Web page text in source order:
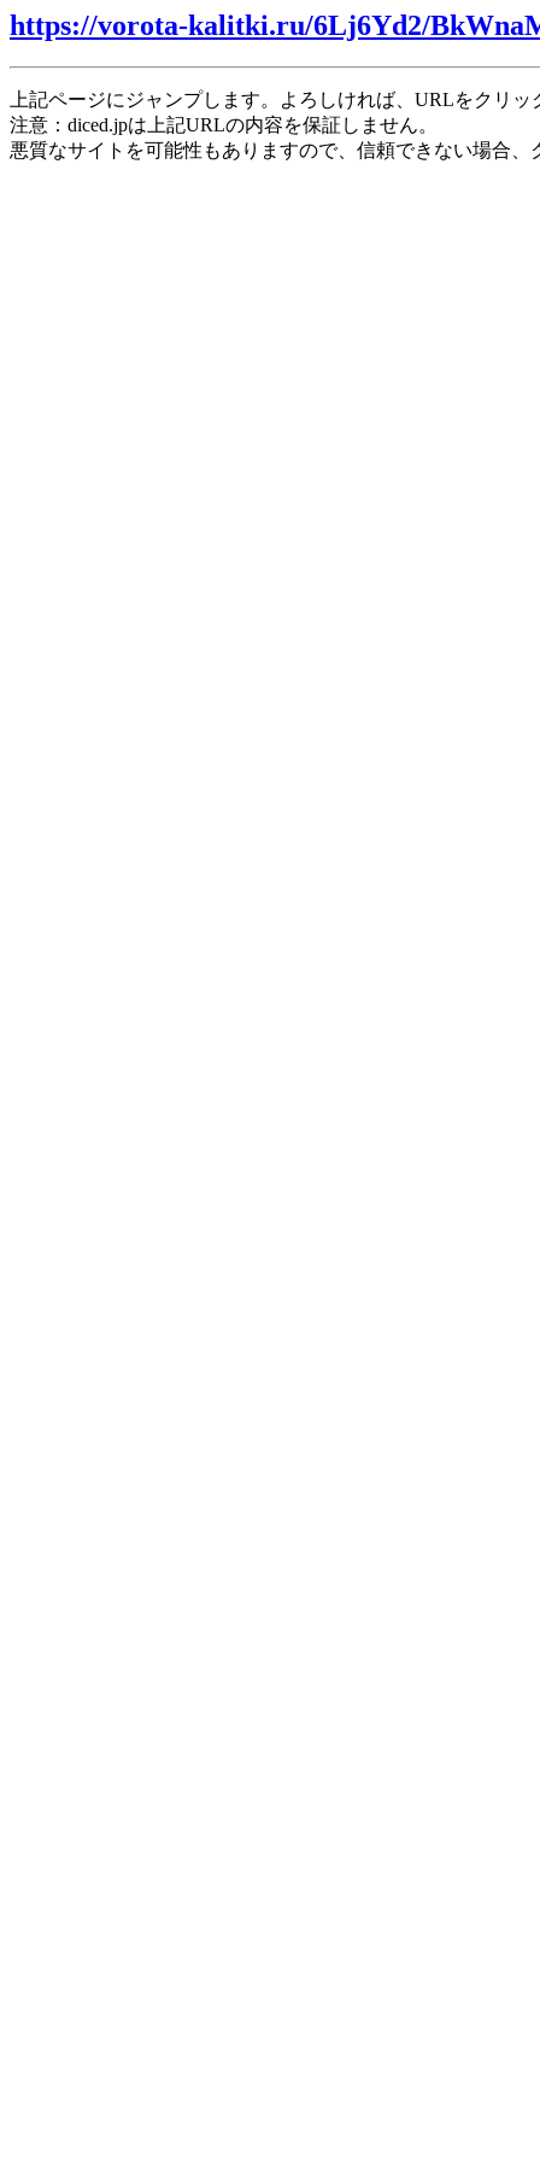
https://vorota-kalitki.ru/6Lj6Yd2/
上記ページにジャンプします。よろしければ、URLをクリ
注意：diced.jpは上記URLの内容を保証しません。
悪質なサイトを可能性もありますので、信頼できない場合、